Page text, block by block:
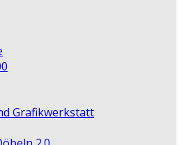
Grafikwerkstatt